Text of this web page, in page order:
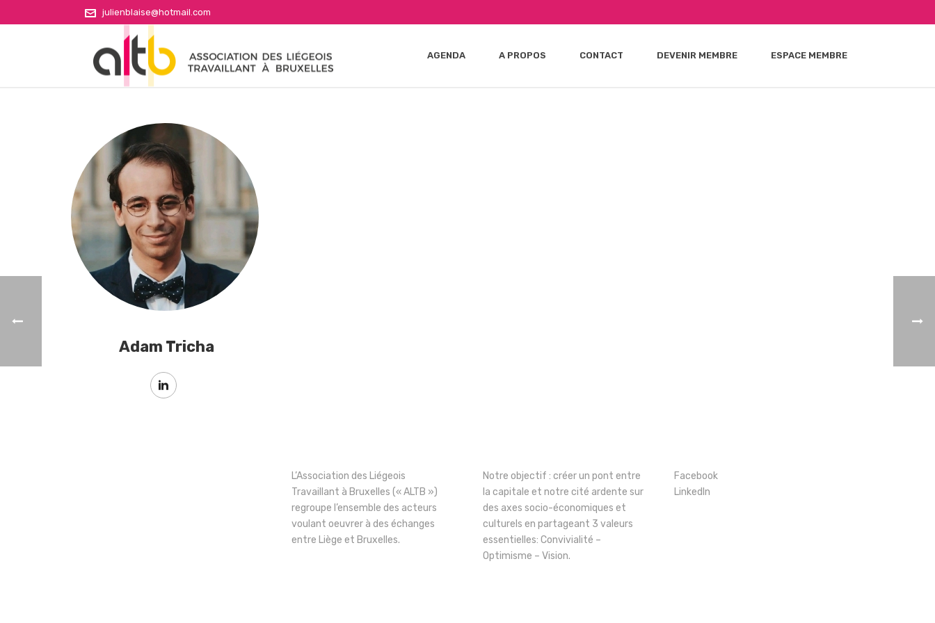
julienblaise@hotmail.com
AGENDA A PROPOS CONTACT DEVENIR MEMBRE ESPACE MEMBRE
Adam Tricha
L’Association des Liégeois
Travaillant à Bruxelles (« ALTB »)
regroupe l’ensemble des acteurs
voulant oeuvrer à des échanges
entre Liège et Bruxelles.
Notre objectif : créer un pont entre
la capitale et notre cité ardente sur
des axes socio-économiques et
culturels en partageant 3 valeurs
essentielles: Convivialité –
Optimisme – Vision.
Facebook
LinkedIn